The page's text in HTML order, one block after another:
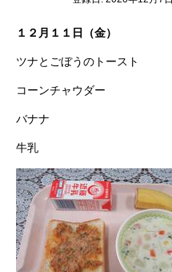
１２月１１日（金）
ツナとごぼうのトースト
コーンチャウダー
バナナ
牛乳